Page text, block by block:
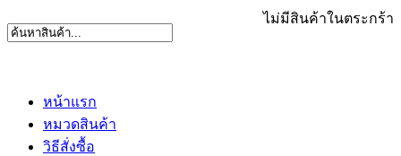
ไม่มีสินค้าในตระกร้า
หน้าแรก
หมวดสินค้า
วิธีสั่งซื้อ